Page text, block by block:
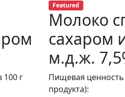
г
Featured
Молоко
сахаром
м.д.ж.
Пищевая ценность
продукта):